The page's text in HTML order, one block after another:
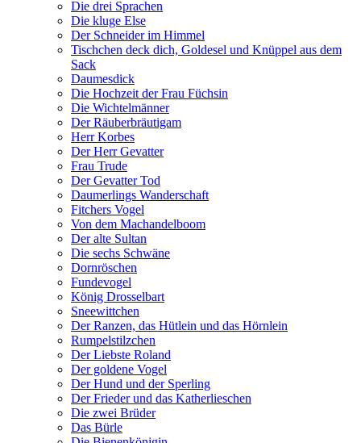
Die drei Sprachen
Die kluge Else
Der Schneider im Himmel
Tischchen deck dich, Goldesel und Knüppel aus dem
Sack
Daumesdick
Die Hochzeit der Frau Füchsin
Die Wichtelmänner
Der Räuberbräutigam
Herr Korbes
Der Herr Gevatter
Frau Trude
Der Gevatter Tod
Daumerlings Wanderschaft
Fitchers Vogel
Von dem Machandelboom
Der alte Sultan
Die sechs Schwäne
Dornröschen
Fundevogel
König Drosselbart
Sneewittchen
Der Ranzen, das Hütlein und das Hörnlein
Rumpelstilzchen
Der Liebste Roland
Der goldene Vogel
Der Hund und der Sperling
Der Frieder und das Katherlieschen
Die zwei Brüder
Das Bürle